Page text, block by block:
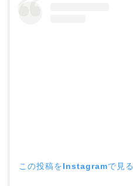
この投稿をInstagramで見る